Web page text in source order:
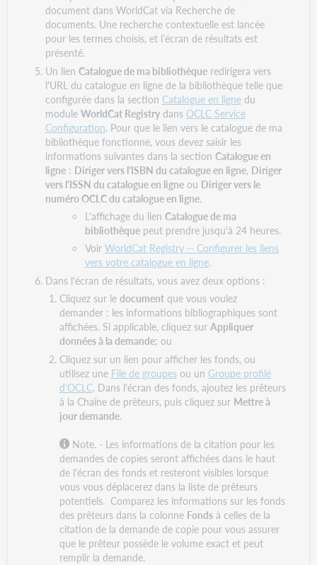
document dans WorldCat via Recherche de
documents. Une recherche contextuelle est lancée
pour les termes choisis, et l’écran de résultats est
présenté.
Un lien Catalogue de ma bibliothèqueredirigera vers
l'URL du catalogue en ligne de la bibliothèque telle que
configurée dans la section Catalogue en lignedu
module WorldCat Registrydans OCLC Service
Configuration. Pour que le lien vers le catalogue de ma
bibliothèque fonctionne, vous devez saisir les
informations suivantes dans la section Catalogue en
ligne: Diriger vers l'ISBN du catalogue en ligne, Diriger
vers l'ISSN du catalogue en ligneou Diriger vers le
numéro OCLC du catalogue en ligne.
L'affichage du lien Catalogue de ma
bibliothèquepeut prendre jusqu'à 24 heures.
Voir WorldCat Registry -- Configurer les liens
vers votre catalogue en ligne.
Dans l'écran de résultats, vous avez deux options :
Cliquez sur le documentque vous voulez
demander : les informations bibliographiques sont
affichées. Si applicable, cliquez sur Appliquer
données à la demande; ou
Cliquez sur un lien pour afficher les fonds, ou
utilisez une File de groupesou un Groupe profilé
d'OCLC. Dans l'écran des fonds, ajoutez les prêteurs
à la Chaîne de prêteurs, puis cliquez sur Mettre à
jour demande.
Note. - Les informations de la citation pour les
demandes de copies seront affichées dans le haut
de l'écran des fonds et resteront visibles lorsque
vous vous déplacerez dans la liste de prêteurs
potentiels. Comparez les informations sur les fonds
des prêteurs dans la colonne Fondsà celles de la
citation de la demande de copie pour vous assurer
que le prêteur possède le volume exact et peut
remplir la demande.